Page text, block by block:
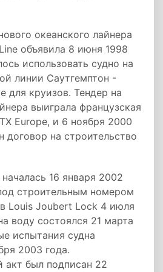
океанского лайнера
объявила 8 июня 1998
использовать судно на
линии Саутгемптон -
для круизов. Тендер на
выиграла французская
Europe, и 6 ноября 2000
договор на строительство
16 января 2002
строительным номером
Louis Joubert Lock 4 июля
воду состоялся 21 марта
испытания судна
2003 года.
акт был подписан 22